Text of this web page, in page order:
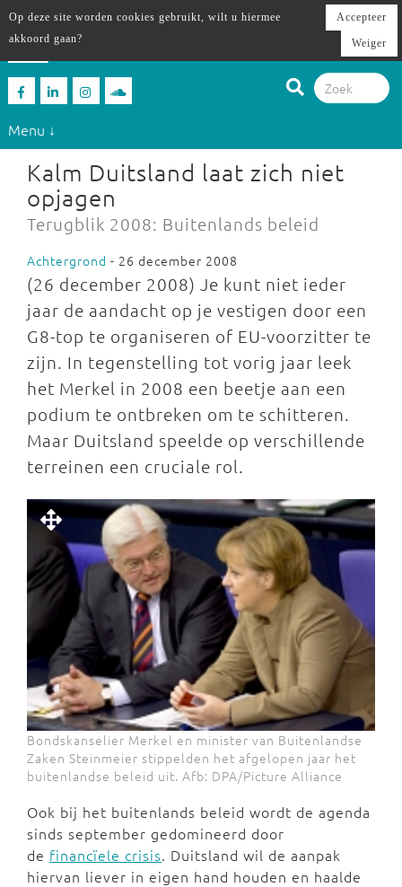
Menu ↓
Kalm Duitsland laat zich niet
opjagen
Terugblik 2008: Buitenlands beleid
Achtergrond - 26 december 2008
(26 december 2008) Je kunt niet ieder
jaar de aandacht op je vestigen door een
G8-top te organiseren of EU-voorzitter te
zijn. In tegenstelling tot vorig jaar leek
het Merkel in 2008 een beetje aan een
podium te ontbreken om te schitteren.
Maar Duitsland speelde op verschillende
terreinen een cruciale rol.
Bondskanselier Merkel en minister van Buitenlandse
Zaken Steinmeier stippelden het afgelopen jaar het
buitenlandse beleid uit. Afb: DPA/Picture Alliance
Ook bij het buitenlands beleid wordt de agenda
sinds september gedomineerd door
de financïele crisis. Duitsland wil de aanpak
hiervan liever in eigen hand houden en haalde
Op deze site worden cookies gebruikt, wilt u hiermee
akkoord gaan?
Accepteer
Weiger